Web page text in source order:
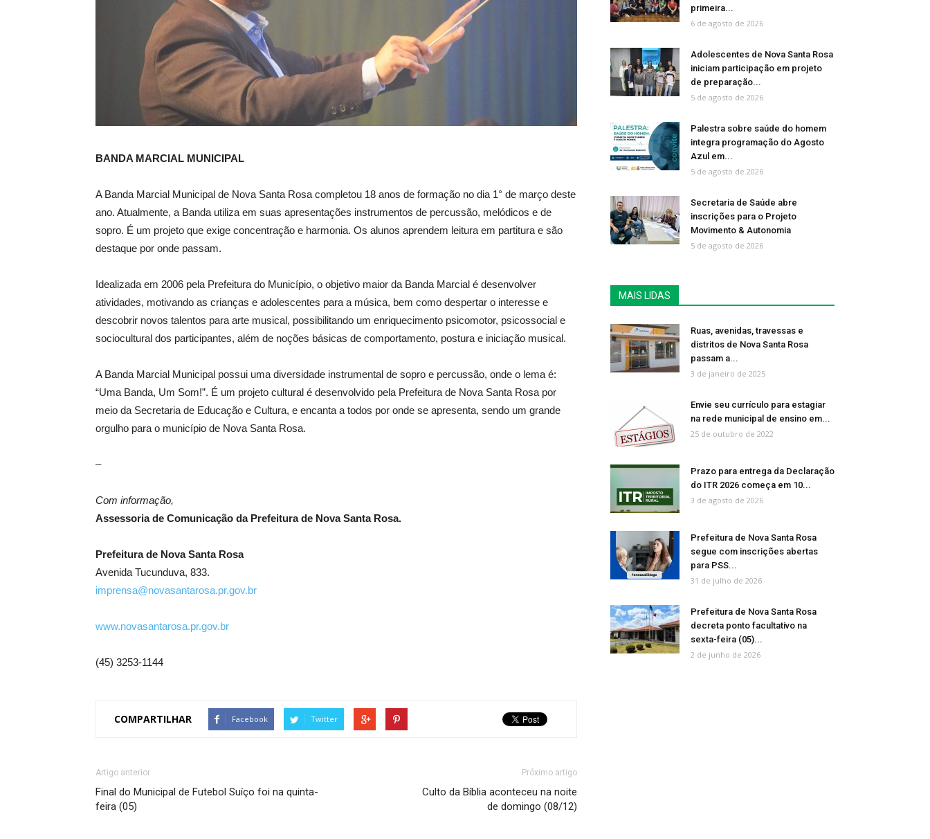
BANDA MARCIAL MUNICIPAL
A Banda Marcial Municipal de Nova Santa Rosa completou 18 anos de formação no dia 1° de março deste
ano. Atualmente, a Banda utiliza em suas apresentações instrumentos de percussão, melódicos e de
sopro. É um projeto que exige concentração e harmonia. Os alunos aprendem leitura em partitura e são
destaque por onde passam.
Idealizada em 2006 pela Prefeitura do Município, o objetivo maior da Banda Marcial é desenvolver
atividades, motivando as crianças e adolescentes para a música, bem como despertar o interesse e
descobrir novos talentos para arte musical, possibilitando um enriquecimento psicomotor, psicossocial e
sociocultural dos participantes, além de noções básicas de comportamento, postura e iniciação musical.
A Banda Marcial Municipal possui uma diversidade instrumental de sopro e percussão, onde o lema é:
“Uma Banda, Um Som!”. É um projeto cultural é desenvolvido pela Prefeitura de Nova Santa Rosa por
meio da Secretaria de Educação e Cultura, e encanta a todos por onde se apresenta, sendo um grande
orgulho para o município de Nova Santa Rosa.
–
Com informação,
Assessoria de Comunicação da Prefeitura de Nova Santa Rosa.
Prefeitura de Nova Santa Rosa
Avenida Tucunduva, 833.
imprensa@novasantarosa.pr.gov.br
www.novasantarosa.pr.gov.br
(45) 3253-1144
COMPARTILHAR Facebook Twitter
Artigo anterior
Final do Municipal de Futebol Suíço foi na quinta-
feira (05)
Próximo artigo
Culto da Bíblia aconteceu na noite
de domingo (08/12)
primeira...
6 de agosto de 2026
Adolescentes de Nova Santa Rosa
iniciam participação em projeto
de preparação...
5 de agosto de 2026
Palestra sobre saúde do homem
integra programação do Agosto
Azul em...
5 de agosto de 2026
Secretaria de Saúde abre
inscrições para o Projeto
Movimento & Autonomia
5 de agosto de 2026
MAIS LIDAS
Ruas, avenidas, travessas e
distritos de Nova Santa Rosa
passam a...
3 de janeiro de 2025
Envie seu currículo para estagiar
na rede municipal de ensino em...
25 de outubro de 2022
Prazo para entrega da Declaração
do ITR 2026 começa em 10...
3 de agosto de 2026
Prefeitura de Nova Santa Rosa
segue com inscrições abertas
para PSS...
31 de julho de 2026
Prefeitura de Nova Santa Rosa
decreta ponto facultativo na
sexta-feira (05)...
2 de junho de 2026